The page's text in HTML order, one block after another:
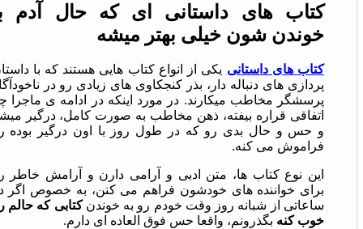
کتاب های داستانی ای که حال آدم
خوندن شون خیلی بهتر میشه
کتاب های داستانی یکی از انواع کتاب هایی هستند که با
پردازی های دنباله دار، بذر کنجکاوی های زیادی رو در
پرسشگر مخاطب میکارند. در مورد اینکه در ادامه ی ماجرا
اتفاقی قراره بیفته، ذهن مخاطب به صورت کامل، درگیر
و حس و حال بدی رو که در طول روز با اون درگیر بوده
فراموش می کنه.
این نوع کتاب ها، متن ادبی و آرامی دارن و آرامش خاطر
برای خواننده های خودشون فراهم می کنن، به خصوص اگر
ساعاتی از شبانه روز وقت خودم رو به خوندنکتابی که حالم
خوب کنه بگذرونم، واقعا حس فوق العاده ای دارم.